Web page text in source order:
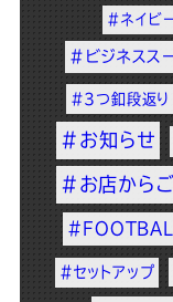
#ネイビ
#ビジネスス
#3つ釦段返り
#お知らせ
#お店から
#セットアップ